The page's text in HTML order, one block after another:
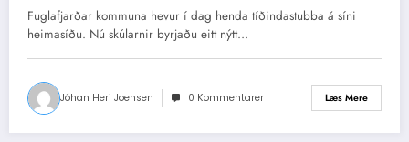
Fuglafjarðar kommuna hevur í dag henda tíðindastubba á síni
heimasíðu. Nú skúlarnir byrjaðu eitt nýtt…
Jóhan Heri Joensen 0 Kommentarer Læs Mere